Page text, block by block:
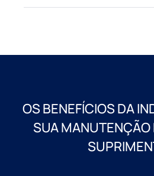
OS BENEFÍCIOS DA
SUA MANUTENÇÃO